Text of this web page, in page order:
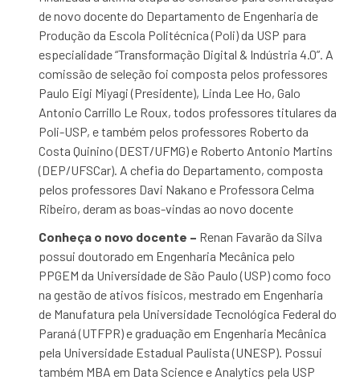
de novo docente do Departamento de Engenharia de
Produção da Escola Politécnica (Poli) da USP para
especialidade “Transformação Digital & Indústria 4.0”. A
comissão de seleção foi composta pelos professores
Paulo Eigi Miyagi (Presidente), Linda Lee Ho, Galo
Antonio Carrillo Le Roux, todos professores titulares da
Poli-USP, e também pelos professores Roberto da
Costa Quinino (DEST/UFMG) e Roberto Antonio Martins
(DEP/UFSCar). A chefia do Departamento, composta
pelos professores Davi Nakano e Professora Celma
Ribeiro, deram as boas-vindas ao novo docente
Conheça o novo docente – Renan Favarão da Silva
possui doutorado em Engenharia Mecânica pelo
PPGEM da Universidade de São Paulo (USP) como foco
na gestão de ativos físicos, mestrado em Engenharia
de Manufatura pela Universidade Tecnológica Federal do
Paraná (UTFPR) e graduação em Engenharia Mecânica
pela Universidade Estadual Paulista (UNESP). Possui
também MBA em Data Science e Analytics pela USP